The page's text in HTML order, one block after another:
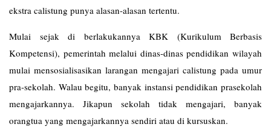
ekstra calistung punya alasan-alasan tertentu.
Mulai sejak di berlakukannya KBK (Kurikulum Berbasis
Kompetensi), pemerintah melalui dinas-dinas pendidikan wilayah
mulai mensosialisasikan larangan mengajari calistung pada umur
pra-sekolah. Walau begitu, banyak instansi pendidikan prasekolah
mengajarkannya. Jikapun sekolah tidak mengajari, banyak
orangtua yang mengajarkannya sendiri atau di kursuskan.